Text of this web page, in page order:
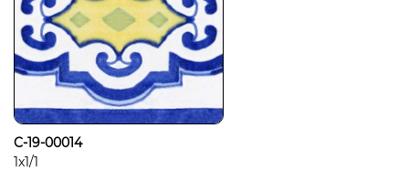
C-19-00014
1x1/1